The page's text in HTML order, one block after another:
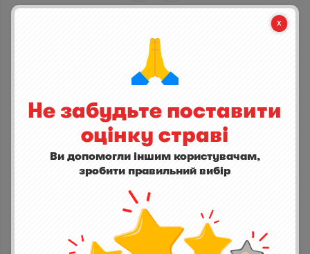
СТАНЬ ПЕРШИМ ХТО ДОДАСТЬ ВІДГУК
ІНШІ СТРАВИ
Не забудьте поставити
оцінку страві
Ви допомогли іншим користувачам,
зробити правильний вибір